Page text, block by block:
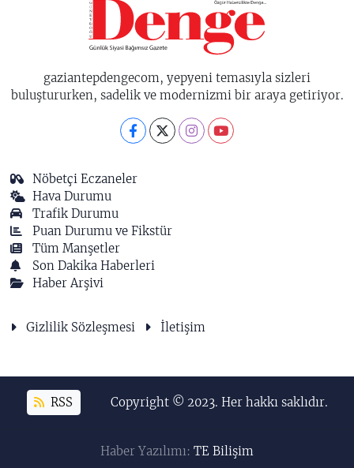
gaziantepdengecom, yepyeni temasıyla sizleri
buluştururken, sadelik ve modernizmi bir araya getiriyor.
Nöbetçi Eczaneler
Hava Durumu
Trafik Durumu
Puan Durumu ve Fikstür
Tüm Manşetler
Son Dakika Haberleri
Haber Arşivi
Gizlilik Sözleşmesi İletişim
RSS Copyright © 2023. Her hakkı saklıdır.
Haber Yazılımı: TE Bilişim